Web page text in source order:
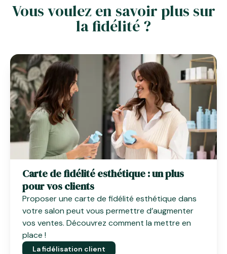
Vous voulez en savoir plus sur
la fidélité ?
Carte de fidélité esthétique : un plus
pour vos clients
Proposer une carte de fidélité esthétique dans
votre salon peut vous permettre d’augmenter
vos ventes. Découvrez comment la mettre en
place !
La fidélisation client